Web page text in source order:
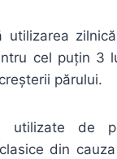
utilizarea
cel puțin 3
părului.
utilizate de
din